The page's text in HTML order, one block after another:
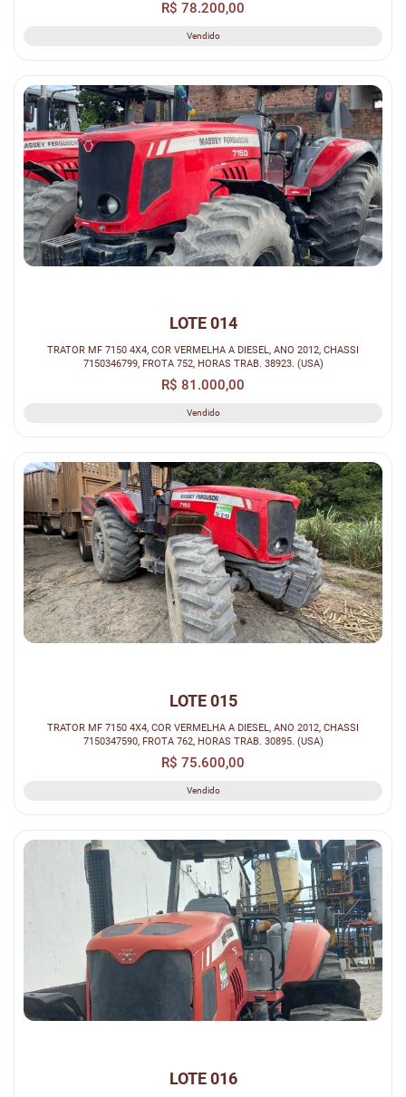
R$ 78.200,00
Vendido
LOTE 014
TRATOR MF 7150 4X4, COR VERMELHA A DIESEL, ANO 2012, CHASSI
7150346799, FROTA 752, HORAS TRAB. 38923. (USA)
R$ 81.000,00
Vendido
LOTE 015
TRATOR MF 7150 4X4, COR VERMELHA A DIESEL, ANO 2012, CHASSI
7150347590, FROTA 762, HORAS TRAB. 30895. (USA)
R$ 75.600,00
Vendido
LOTE 016